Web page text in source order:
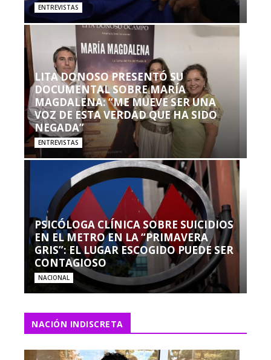
ENTREVISTAS
LITA DONOSO PRESENTÓ SU
DOCUMENTAL SOBRE MARÍA
MAGDALENA: “ME MUEVE SER UNA
VOZ DE ESTA VERDAD QUE HA SIDO
NEGADA”
ENTREVISTAS
PSICÓLOGA CLÍNICA SOBRE SUICIDIOS
EN EL METRO EN LA “PRIMAVERA
GRIS”: EL LUGAR ESCOGIDO PUEDE SER
CONTAGIOSO
NACIONAL
NACIÓN INDISCRETA